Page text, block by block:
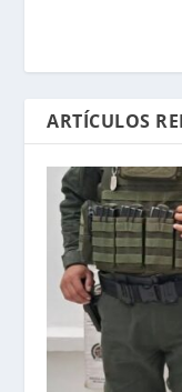
ARTÍCULOS